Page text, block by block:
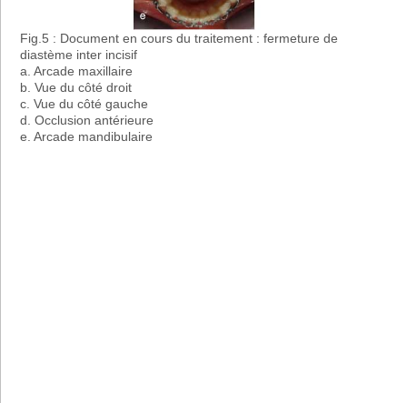
Fig.5 : Document en cours du traitement : fermeture de
diastème inter incisif
a. Arcade maxillaire
b. Vue du côté droit
c. Vue du côté gauche
d. Occlusion antérieure
e. Arcade mandibulaire